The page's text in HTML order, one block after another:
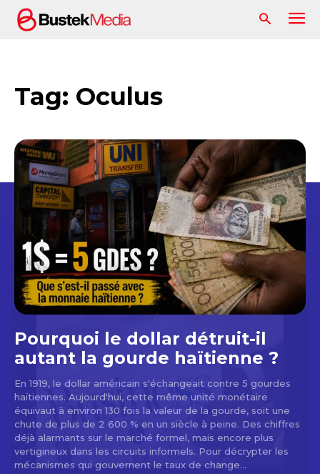
Tag: Oculus
Pourquoi le dollar détruit-il
autant la gourde haïtienne ?
En 1919, le dollar américain s'échangeait contre 5 gourdes
haïtiennes. Aujourd'hui, cette même unité monétaire
équivaut à environ 130 fois la valeur de la gourde, soit une
chute de plus de 2 600 % en un siècle à peine. Des chiffres
déjà alarmants sur le marché formel, mais encore plus
vertigineux dans les circuits informels. Pour décrypter les
mécanismes qui gouvernent le taux de change...